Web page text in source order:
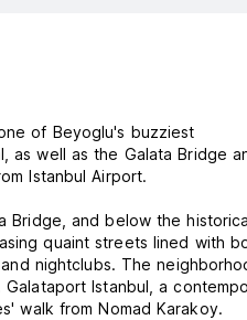
of Beyoglu's buzziest
as well as the Galata Bridge
Istanbul Airport.
Bridge, and below the
quaint streets lined with
nightclubs. The
Istanbul, a
walk from Nomad Karakoy.